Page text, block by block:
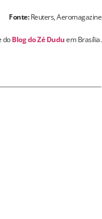
Fonte:Reuters, Aeromagazine
doBlog do Zé Duduem Brasília.